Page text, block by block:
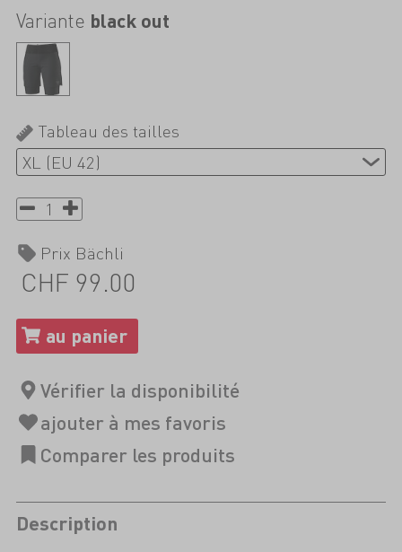
Variante black out
Tableau des tailles
Prix Bächli
CHF 99.00
Description